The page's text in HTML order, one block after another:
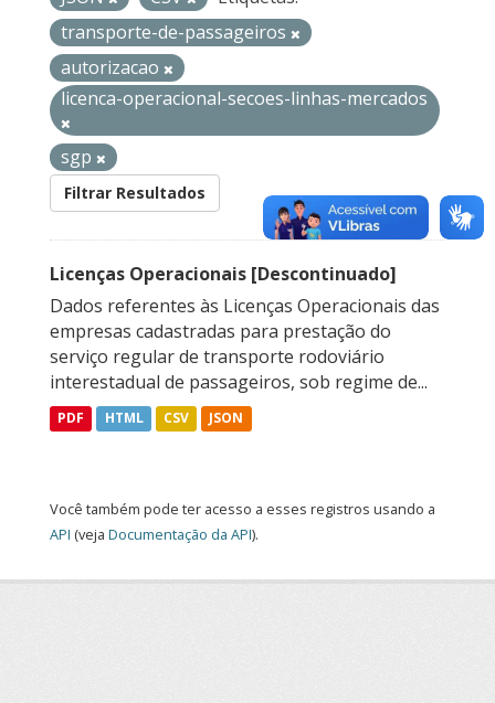
transporte-de-passageiros
autorizacao
licenca-operacional-secoes-linhas-mercados
sgp
Filtrar Resultados
Licenças Operacionais [Descontinuado]
Dados referentes às Licenças Operacionais das
empresas cadastradas para prestação do
serviço regular de transporte rodoviário
interestadual de passageiros, sob regime de...
PDF HTML CSV JSON
Você também pode ter acesso a esses registros usando a
API (veja Documentação da API).